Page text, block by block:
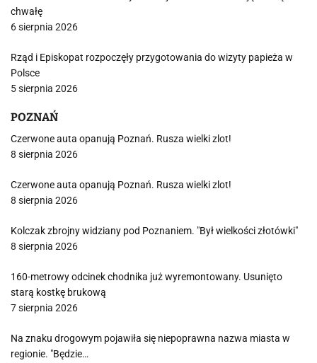
chwałę
6 sierpnia 2026
Rząd i Episkopat rozpoczęły przygotowania do wizyty papieża w
Polsce
5 sierpnia 2026
POZNAŃ
Czerwone auta opanują Poznań. Rusza wielki zlot!
8 sierpnia 2026
Czerwone auta opanują Poznań. Rusza wielki zlot!
8 sierpnia 2026
Kolczak zbrojny widziany pod Poznaniem. "Był wielkości złotówki"
8 sierpnia 2026
160-metrowy odcinek chodnika już wyremontowany. Usunięto
starą kostkę brukową
7 sierpnia 2026
Na znaku drogowym pojawiła się niepoprawna nazwa miasta w
regionie. "Będzie…